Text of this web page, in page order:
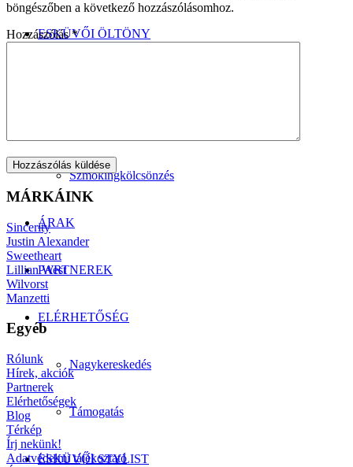
ESKÜVŐI ÖLTÖNY
Szmokingkölcsönzés
ÁRAK
PARTNEREK
ELÉRHETŐSÉG
Nagykereskedés
Támogatás
ESKÜVŐI STYLIST
böngészőben a következő hozzászólásomhoz.
Hozzászólás*
MÁRKÁINK
Sincerity
Justin Alexander
Sweetheart
Lillian West
Wilvorst
Manzetti
Egyéb
Rólunk
Hírek, akciók
Partnerek
Elérhetőségek
Blog
Térkép
Írj nekünk!
Adatvédelmi tájékoztató